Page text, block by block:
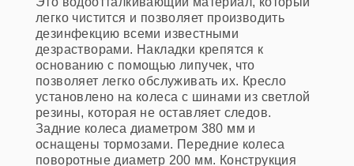
легко чистится и позволяет производить
дезинфекцию всеми известными
дезрастворами. Накладки крепятся к
основанию с помощью липучек, что
позволяет легко обслуживать их. Кресло
установлено на колеса с шинами из светлой
резины, которая не оставляет следов.
Задние колеса диаметром 380 мм и
оснащены тормозами. Передние колеса
поворотные диаметр 200 мм. Конструкция